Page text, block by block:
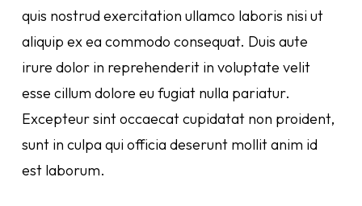
quis nostrud exercitation ullamco laboris nisi ut
aliquip ex ea commodo consequat. Duis aute
irure dolor in reprehenderit in voluptate velit
esse cillum dolore eu fugiat nulla pariatur.
Excepteur sint occaecat cupidatat non proident,
sunt in culpa qui officia deserunt mollit anim id
est laborum.